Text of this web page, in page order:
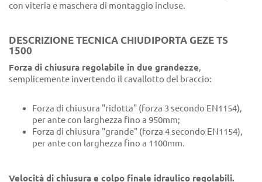
con viteria e maschera di montaggio incluse.
DESCRIZIONE TECNICA CHIUDIPORTA GEZE TS
1500
Forza di chiusura regolabile in due grandezze,
semplicemente invertendo il cavallotto del braccio:
Forza di chiusura "ridotta" (forza 3 secondo EN1154),
per ante con larghezza fino a 950mm;
Forza di chiusura "grande" (forza 4 secondo EN1154),
per ante con larghezza fino a 1100mm.
Velocità di chiusura e colpo finale idraulico regolabili.